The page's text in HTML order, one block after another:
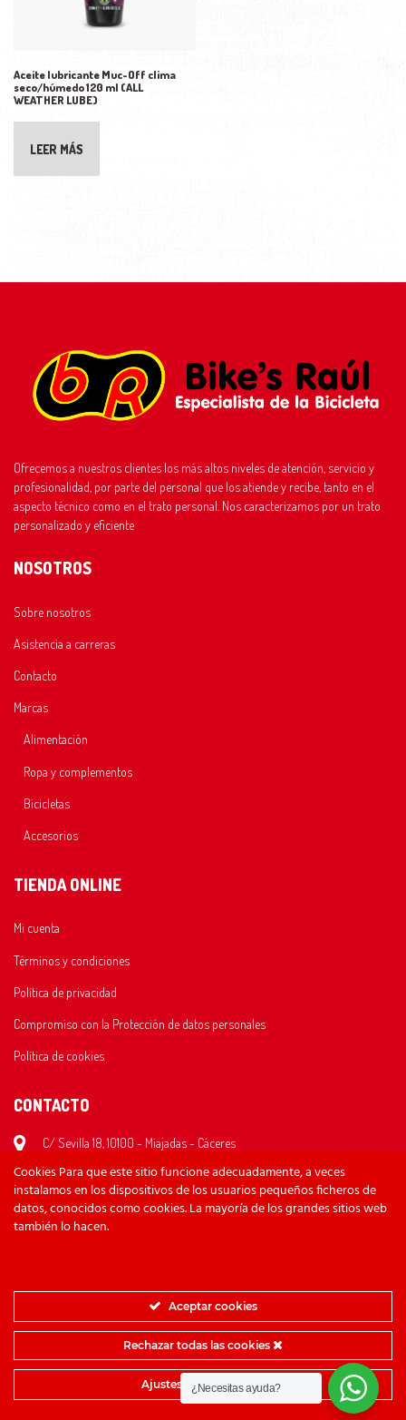
Aceite lubricante Muc-Off clima
seco/húmedo 120 ml (ALL
WEATHER LUBE)
LEER MÁS
Ofrecemos a nuestros clientes los más altos niveles de atención, servicio y
profesionalidad, por parte del personal que los atiende y recibe, tanto en el
aspecto técnico como en el trato personal. Nos caracterizamos por un trato
personalizado y eficiente
NOSOTROS
Sobre nosotros
Asistencia a carreras
Contacto
Marcas
Alimentación
Ropa y complementos
Bicicletas
Accesorios
TIENDA ONLINE
Mi cuenta
Términos y condiciones
Política de privacidad
Compromiso con la Protección de datos personales
Política de cookies
CONTACTO
C/ Sevilla 18, 10100 - Miajadas - Cáceres
620 26 35 59
bikesraul@gmail.com
Lunes/Viernes: 10:30 - 14:00 y 17:00 - 20:30
Diseño web Thira Estudio
Copyright © 2021 Bikes Raúl
¿Necesitas ayuda?
Cookies Para que este sitio funcione adecuadamente, a veces
instalamos en los dispositivos de los usuarios pequeños ficheros de
datos, conocidos como cookies. La mayoría de los grandes sitios web
también lo hacen.
Aceptar cookies
Rechazar todas las cookies
Ajustes de cookies